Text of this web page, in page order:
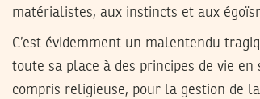
matérialistes, aux instincts et aux
C’est évidemment un malentendu
toute sa place à des principes de vie
compris religieuse, pour la gestion de